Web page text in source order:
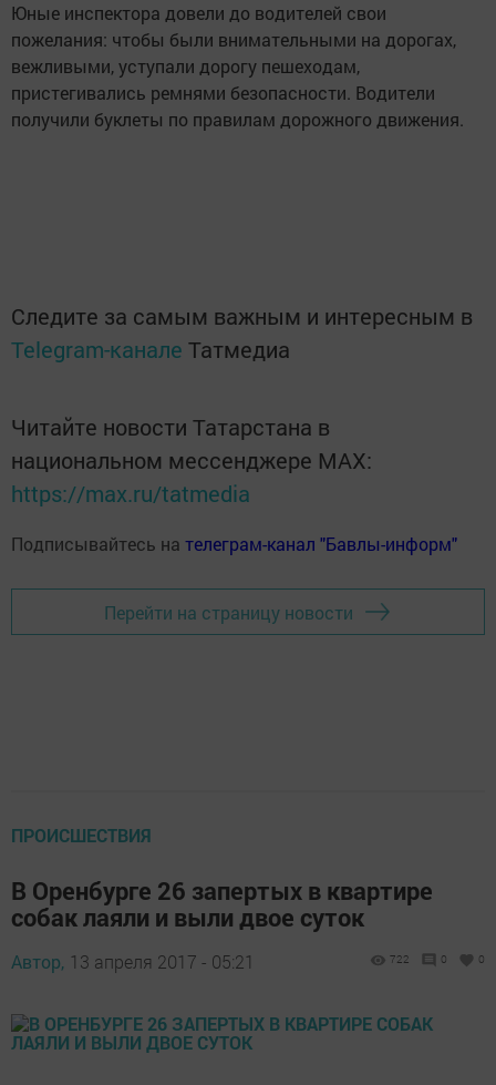
Юные инспектора довели до водителей свои
пожелания: чтобы были внимательными на дорогах,
вежливыми, уступали дорогу пешеходам,
пристегивались ремнями безопасности. Водители
получили буклеты по правилам дорожного движения.
Следите за самым важным и интересным в
Telegram-канале Татмедиа
Читайте новости Татарстана в
национальном мессенджере MАХ:
https://max.ru/tatmedia
Подписывайтесь на телеграм-канал "Бавлы-информ"
Перейти на страницу новости
ПРОИСШЕСТВИЯ
В Оренбурге 26 запертых в квартире
собак лаяли и выли двое суток
Автор, 13 апреля 2017 - 05:21 722 0 0